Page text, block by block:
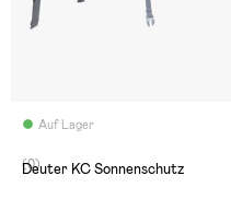
Auf Lager
(0)
Deuter KC Sonnenschutz